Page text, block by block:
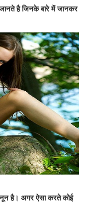
है जिनके बारे में जानकर
है। अगर ऐसा करते कोई